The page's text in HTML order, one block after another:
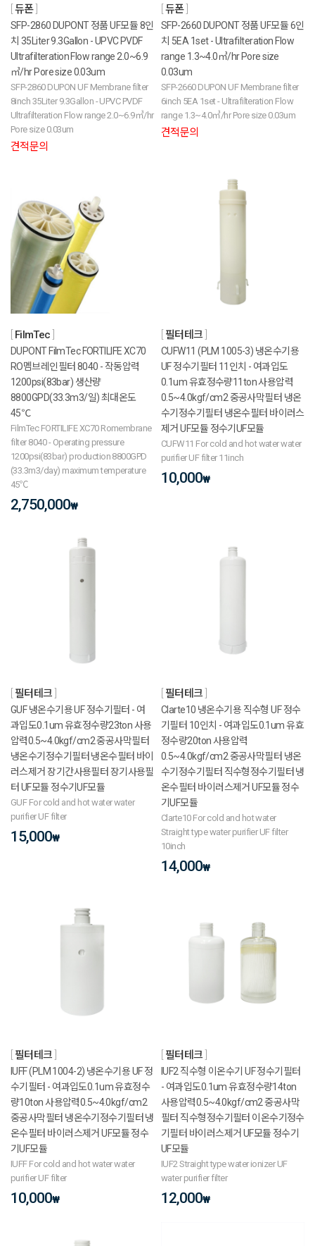
듀폰
SFP-2860 DUPONT 정품 UF모듈 8인
치 35Liter 9.3Gallon - UPVC PVDF
Ultrafilteration Flow range 2.0~6.9
㎥/hr Pore size 0.03um
SFP-2860 DUPON UF Membrane filter
8inch 35Liter 9.3Gallon - UPVC PVDF
Ultrafilteration Flow range 2.0~6.9㎥/hr
Pore size 0.03um
견적문의
듀폰
SFP-2660 DUPONT 정품 UF모듈 6인
치 5EA 1set - Ultrafilteration Flow
range 1.3~4.0㎥/hr Pore size
0.03um
SFP-2660 DUPON UF Membrane filter
6inch 5EA 1set - Ultrafilteration Flow
range 1.3~4.0㎥/hr Pore size 0.03um
견적문의
FilmTec
DUPONT FilmTec FORTILIFE XC70
RO멤브레인필터 8040 - 작동압력
1200psi(83bar) 생산량
8800GPD(33.3m3/일) 최대온도
45℃
FilmTec FORTILIFE XC70 Romembrane
filter 8040 - Operating pressure
1200psi(83bar) production 8800GPD
(33.3m3/day) maximum temperature
45℃
2,750,000₩
필터테크
CUFW11 (PLM 1005-3) 냉온수기용
UF 정수기필터 11인치 - 여과입도
0.1um 유효정수량11ton 사용압력
0.5~4.0kgf/cm2 중공사막필터 냉온
수기정수기필터 냉온수필터 바이러스
제거 UF모듈 정수기UF모듈
CUFW11 For cold and hot water water
purifier UF filter 11inch
10,000₩
필터테크
GUF 냉온수기용 UF 정수기필터 - 여
과입도0.1um 유효정수량23ton 사용
압력0.5~4.0kgf/cm2 중공사막필터
냉온수기정수기필터 냉온수필터 바이
러스제거 장기간사용필터 장기사용필
터 UF모듈 정수기UF모듈
GUF For cold and hot water water
purifier UF filter
15,000₩
필터테크
Clarte10 냉온수기용 직수형 UF 정수
기필터 10인치 - 여과입도0.1um 유효
정수량20ton 사용압력
0.5~4.0kgf/cm2 중공사막필터 냉온
수기정수기필터 직수형정수기필터 냉
온수필터 바이러스제거 UF모듈 정수
기UF모듈
Clarte10 For cold and hot water
Straight type water purifier UF filter
10inch
14,000₩
필터테크
IUFF (PLM 1004-2) 냉온수기용 UF 정
수기필터 - 여과입도0.1um 유효정수
량10ton 사용압력0.5~4.0kgf/cm2
중공사막필터 냉온수기정수기필터 냉
온수필터 바이러스제거 UF모듈 정수
기UF모듈
IUFF For cold and hot water water
purifier UF filter
10,000₩
필터테크
IUF2 직수형 이온수기 UF 정수기필터
- 여과입도0.1um 유효정수량14ton
사용압력0.5~4.0kgf/cm2 중공사막
필터 직수형정수기필터 이온수기정수
기필터 바이러스제거 UF모듈 정수기
UF모듈
IUF2 Straight type water ionizer UF
water purifier filter
12,000₩